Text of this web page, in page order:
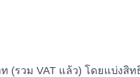
(รวม VAT แล้ว) โดยแบ่งสิ